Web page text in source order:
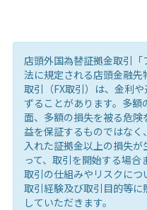
店頭外国為替証拠金取引「
法に規定される店頭金融
取引（FX取引）は、金利
ずることがあります。多
面、多額の損失を被る危
益を保証するものではな
入れた証拠金以上の損失
って、取引を開始する場合
取引の仕組みやリスクにつ
取引経験及び取引目的等
していただきます。